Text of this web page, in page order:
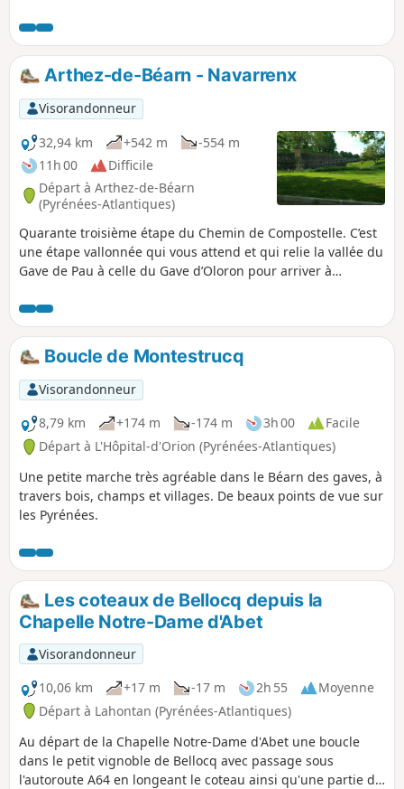
de la Hounrède. Attention : circuit fermé du
1er octobre au 30 novembre (chasse).
Arthez-de-Béarn - Navarrenx
Visorandonneur
32,94 km
+542 m
-554 m
11h 00
Difficile
Départ à Arthez-de-Béarn
(Pyrénées-Atlantiques)
Quarante troisième étape du Chemin de Compostelle. C’est
une étape vallonnée qui vous attend et qui relie la vallée du
Gave de Pau à celle du Gave d’Oloron pour arriver à
par ses terres arrosées par le Gave d'Oloron, et ses
affluents, le Saleys, le Laus, l'Arroder et le Lucq. Navarrenx
est labellisé "Plus beaux villages de France".
Boucle de Montestrucq
Visorandonneur
8,79 km
+174 m -174 m 3h 00
Facile
Départ à L'Hôpital-d'Orion (Pyrénées-Atlantiques)
Une petite marche très agréable dans le Béarn des gaves, à
travers bois, champs et villages. De beaux points de vue sur
les Pyrénées.
Les coteaux de Bellocq depuis la
Chapelle Notre-Dame d'Abet
Visorandonneur
10,06 km
+17 m -17 m 2h 55
Moyenne
Départ à Lahontan (Pyrénées-Atlantiques)
Au départ de la Chapelle Notre-Dame d'Abet une boucle
dans le petit vignoble de Bellocq avec passage sous
l'autoroute A64 en longeant le coteau ainsi qu'une partie du